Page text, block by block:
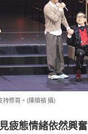
持修哥。(陳順禎 攝)
疲態情緒依然興奮